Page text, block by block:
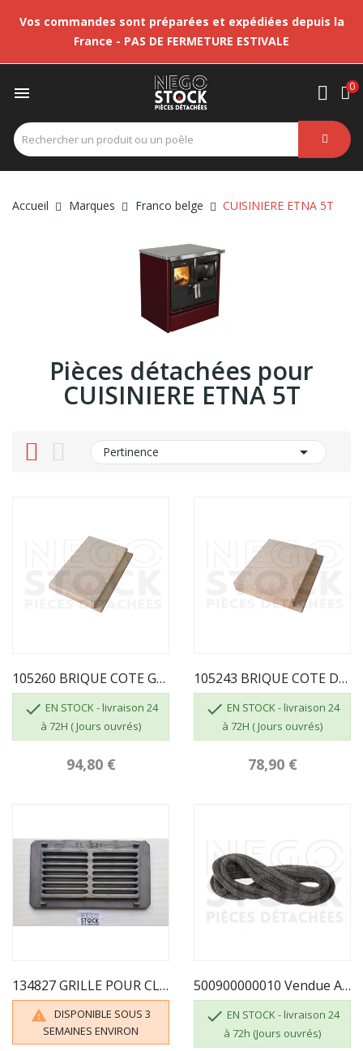
Vos commandes sont préparées et expédiées depuis la
France - PAS DE FERMETURE ESTIVALE
 0
Accueil Marques Franco belge CUISINIERE ETNA 5T
Pièces détachées pour
CUISINIERE ETNA 5T
Pertinence 
105260 BRIQUE COTE GAUCHE MERVILLE...
 EN STOCK - livraison 24
à 72H ( Jours ouvrés)
94,80 €
105243 BRIQUE COTE DROIT MERVILLE 501210000004...
 EN STOCK - livraison 24
à 72H ( Jours ouvrés)
78,90 €
134827 GRILLE POUR CLASSICA 7 T MERVILLE

DISPONIBLE SOUS 3
SEMAINES ENVIRON
500900000010 Vendue Au Mètre - TRESSE DIAMÈTRE...
 EN STOCK - livraison 24
à 72h (Jours ouvrés)